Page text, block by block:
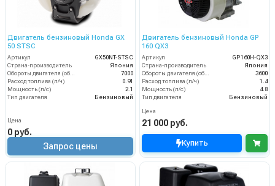
Двигатель бензиновый Honda GX
50 STSC
Артикул
GX50NT-STSC
Страна-производитель
Япония
7000
Расход топлива (л/ч)
0.91
Мощность (л/с)
2.1
Тип двигателя
Бензиновый
Цена
0 руб.
Запрос цены
Двигатель бензиновый Honda GP
160 QX3
Артикул
GP160H-QX3
Страна-производитель
Япония
3600
Расход топлива (л/ч)
1.4
Мощность (л/с)
4.8
Тип двигателя
Бензиновый
Цена
21 000 руб.
Купить